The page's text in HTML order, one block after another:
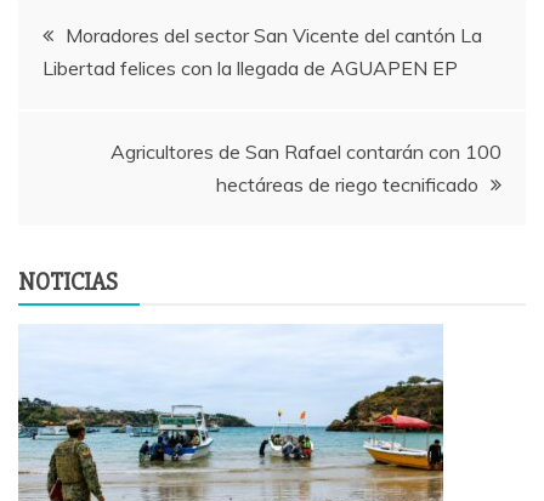
Navegación
de
entradas
Moradores del sector San Vicente del cantón La
Libertad felices con la llegada de AGUAPEN EP
Agricultores de San Rafael contarán con 100
hectáreas de riego tecnificado
NOTICIAS